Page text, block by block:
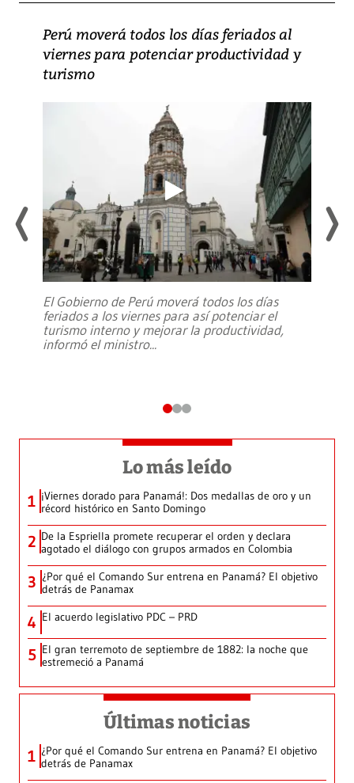
Perú moverá todos los días feriados al
viernes para potenciar productividad y
turismo
El Gobierno de Perú moverá todos los días
feriados a los viernes para así potenciar el
turismo interno y mejorar la productividad,
informó el ministro...
Lo más leído
1 ¡Viernes dorado para Panamá!: Dos medallas de oro y un
récord histórico en Santo Domingo
2 De la Espriella promete recuperar el orden y declara
agotado el diálogo con grupos armados en Colombia
3 ¿Por qué el Comando Sur entrena en Panamá? El objetivo
detrás de Panamax
4 El acuerdo legislativo PDC – PRD
5 El gran terremoto de septiembre de 1882: la noche que
estremeció a Panamá
Últimas noticias
1 ¿Por qué el Comando Sur entrena en Panamá? El objetivo
detrás de Panamax